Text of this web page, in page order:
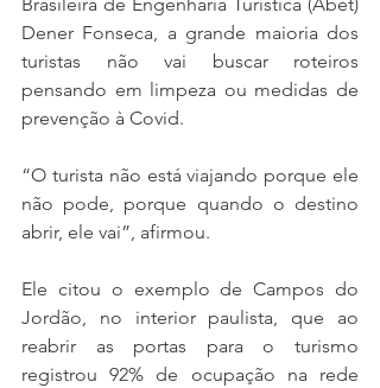
Brasileira de Engenharia Turística (Abet)
Dener Fonseca, a grande maioria dos
turistas não vai buscar roteiros
pensando em limpeza ou medidas de
prevenção à Covid.
“O turista não está viajando porque ele
não pode, porque quando o destino
abrir, ele vai”, afirmou.
Ele citou o exemplo de Campos do
Jordão, no interior paulista, que ao
reabrir as portas para o turismo
registrou 92% de ocupação na rede